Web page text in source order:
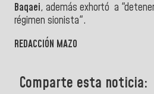
Baqaei, además exhortó a
régimen sionista".
REDACCIÓN MAZO
Comparte esta noticia: